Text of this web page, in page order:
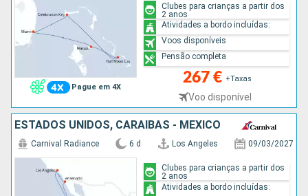
Pague em 4X
267 € +Taxas
Voo disponível
Clubes para crianças a partir dos
2 anos
Atividades a bordo incluídas:
Voos disponíveis
Pensão completa
ESTADOS UNIDOS, CARAIBAS - MEXICO
Carnival Radiance 6 d Los Angeles 09/03/2027
Clubes para crianças a partir dos
2 anos
Atividades a bordo incluídas: